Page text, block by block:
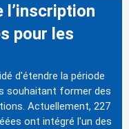
l’inscription
pour les
d'étendre la période
souhaitant former des
Actuellement, 227
ont intégré l'un des